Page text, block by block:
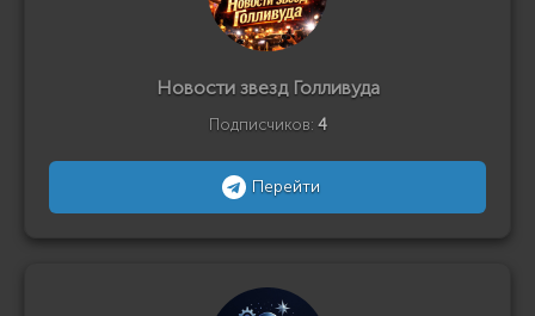
Новости звезд Голливуда
Подписчиков: 4
Перейти